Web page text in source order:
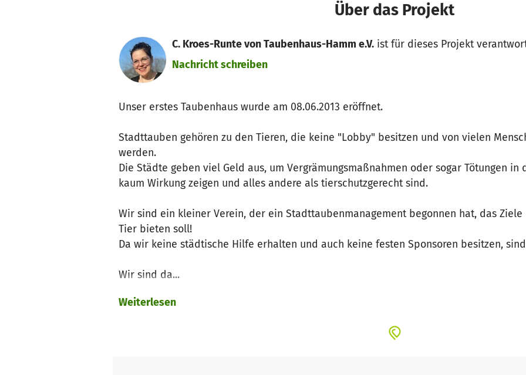
Über das Projekt
C. Kroes-Runte von Taubenhaus-Hamm e.V.ist für dieses Projekt
Nachricht schreiben
Unser erstes Taubenhaus wurde am 08.06.2013 eröffnet.
Stadttauben gehören zu den Tieren, die keine "Lobby" besitzen und von vielen
werden.
Die Städte geben viel Geld aus, um Vergrämungsmaßnahmen oder sogar Tötungen
kaum Wirkung zeigen und alles andere als tierschutzgerecht sind.
Wir sind ein kleiner Verein, der ein Stadttaubenmanagement begonnen hat, das Ziele
Tier bieten soll!
Da wir keine städtische Hilfe erhalten und auch keine festen Sponsoren besitzen,
Wir sind da...
für alle die Tauben nicht mögen,
Weiterlesen